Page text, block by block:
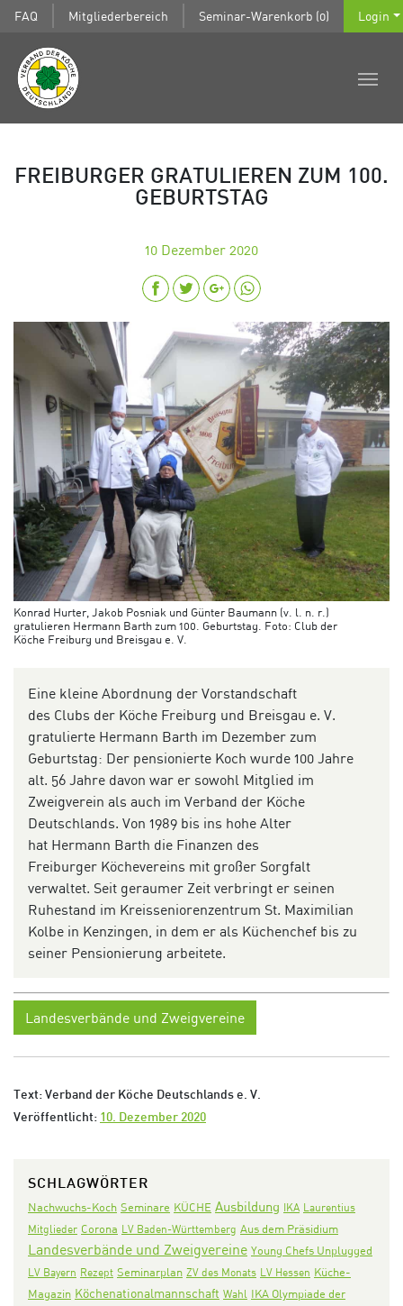
FAQ Mitgliederbereich Seminar-Warenkorb (0) Login
FREIBURGER GRATULIEREN ZUM 100.
GEBURTSTAG
10 Dezember 2020
Konrad Hurter, Jakob Posniak und Günter Baumann (v. l. n. r.)
gratulieren Hermann Barth zum 100. Geburtstag. Foto: Club der
Köche Freiburg und Breisgau e. V.
Eine kleine Abordnung der Vorstandschaft
des Clubs der Köche Freiburg und Breisgau e. V.
gratulierte Hermann Barth im Dezember zum
Geburtstag: Der pensionierte Koch wurde 100 Jahre
alt. 56 Jahre davon war er sowohl Mitglied im
Zweigverein als auch im Verband der Köche
Deutschlands. Von 1989 bis ins hohe Alter
hat Hermann Barth die Finanzen des
Freiburger Köchevereins mit großer Sorgfalt
verwaltet. Seit geraumer Zeit verbringt er seinen
Ruhestand im Kreisseniorenzentrum St. Maximilian
Kolbe in Kenzingen, in dem er als Küchenchef bis zu
seiner Pensionierung arbeitete.
Landesverbände und Zweigvereine
Text: Verband der Köche Deutschlands e. V.
Veröffentlicht: 10. Dezember 2020
SCHLAGWÖRTER
Nachwuchs-Koch Seminare KÜCHE Ausbildung IKA Laurentius
Mitglieder Corona LV Baden-Württemberg Aus dem Präsidium
Landesverbände und Zweigvereine Young Chefs Unplugged
LV Bayern Rezept Seminarplan ZV des Monats LV Hessen Küche-
Magazin Köchenationalmannschaft Wahl IKA Olympiade der